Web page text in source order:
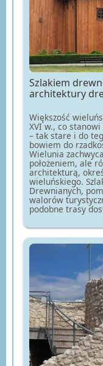
Szlakiem
architektury
Większość
XVI w., co
– tak stare i do
bowiem do
Wielunia
położeniem, ale
architekturą,
wieluńskiego.
Drewnianych,
walorów
podobne trasy